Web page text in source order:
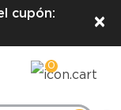
cupón:
×
0